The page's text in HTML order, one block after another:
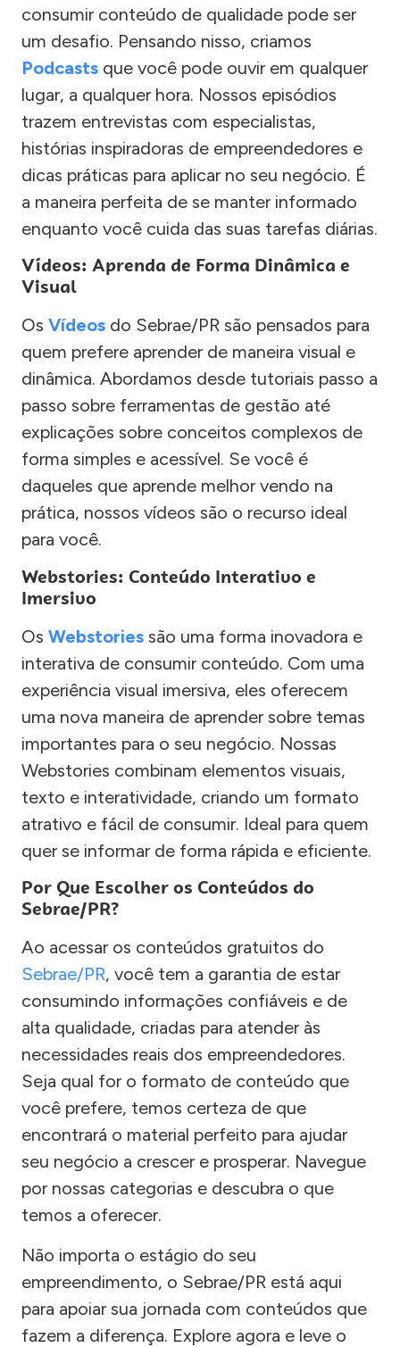
consumir conteúdo de qualidade pode ser
um desafio. Pensando nisso, criamos
Podcasts que você pode ouvir em qualquer
lugar, a qualquer hora. Nossos episódios
trazem entrevistas com especialistas,
histórias inspiradoras de empreendedores e
dicas práticas para aplicar no seu negócio. É
a maneira perfeita de se manter informado
enquanto você cuida das suas tarefas diárias.
Vídeos: Aprenda de Forma Dinâmica e
Visual
Os Vídeos do Sebrae/PR são pensados para
quem prefere aprender de maneira visual e
dinâmica. Abordamos desde tutoriais passo a
passo sobre ferramentas de gestão até
explicações sobre conceitos complexos de
forma simples e acessível. Se você é
daqueles que aprende melhor vendo na
prática, nossos vídeos são o recurso ideal
para você.
Webstories: Conteúdo Interativo e
Imersivo
Os Webstories são uma forma inovadora e
interativa de consumir conteúdo. Com uma
experiência visual imersiva, eles oferecem
uma nova maneira de aprender sobre temas
importantes para o seu negócio. Nossas
Webstories combinam elementos visuais,
texto e interatividade, criando um formato
atrativo e fácil de consumir. Ideal para quem
quer se informar de forma rápida e eficiente.
Por Que Escolher os Conteúdos do
Sebrae/PR?
Ao acessar os conteúdos gratuitos do
Sebrae/PR, você tem a garantia de estar
consumindo informações confiáveis e de
alta qualidade, criadas para atender às
necessidades reais dos empreendedores.
Seja qual for o formato de conteúdo que
você prefere, temos certeza de que
encontrará o material perfeito para ajudar
seu negócio a crescer e prosperar. Navegue
por nossas categorias e descubra o que
temos a oferecer.
Não importa o estágio do seu
empreendimento, o Sebrae/PR está aqui
para apoiar sua jornada com conteúdos que
fazem a diferença. Explore agora e leve o